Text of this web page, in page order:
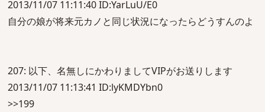
2013/11/07 11:11:40 ID:YarLuU/E0
自分の娘が将来元カノと同じ状況になったらどうすんのよ
207: 以下、名無しにかわりましてVIPがお送りします
2013/11/07 11:13:41 ID:lyKMDYbn0
>>199